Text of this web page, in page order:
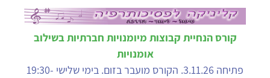
קורס הנחיית קבוצות מיומנויות חברתיות בשילוב
אומנויות
פתיחה 3.11.26. הקורס מועבר בזום. בימי שלישי 19:30-